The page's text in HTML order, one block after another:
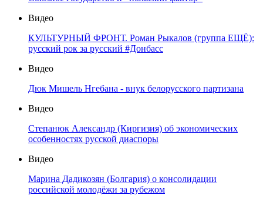
Видео
КУЛЬТУРНЫЙ ФРОНТ. Роман Рыкалов (группа ЕЩЁ):
русский рок за русский #Донбасс
Видео
Дюк Мишель Нгебана - внук белорусского партизана
Видео
Степанюк Александр (Киргизия) об экономических
особенностях русской диаспоры
Видео
Марина Дадикозян (Болгария) о консолидации
российской молодёжи за рубежом